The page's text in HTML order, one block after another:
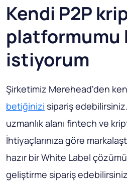
Kendi P2P
platformumu
istiyorum
Şirketimiz Merehead'den
betiğinizi sipariş
uzmanlık alanı fintech ve
İhtiyaçlarınıza göre
hazır bir White Label
geliştirme sipariş